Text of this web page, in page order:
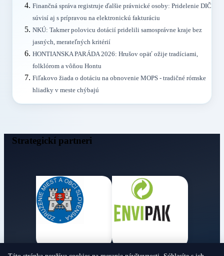
Finančná správa registruje ďalšie právnické osoby: Pridelenie DIČ
súvisí aj s prípravou na elektronickú fakturáciu
NKÚ: Takmer polovicu dotácií pridelili samosprávne kraje bez
jasných, merateľných kritérií
HONTIANSKA PARÁDA 2026: Hrušov opäť ožije tradíciami,
folklórom a vôňou Hontu
Fiľakovo žiada o dotáciu na obnovenie MOPS - tradičné rómske
hliadky v meste chýbajú
Strategickí partneri